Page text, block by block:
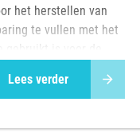
het herstellen van
te vullen met het
Lees verder